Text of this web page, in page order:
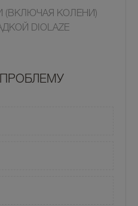
(ВКЛЮЧАЯ КОЛЕНИ)
DIOLAZE